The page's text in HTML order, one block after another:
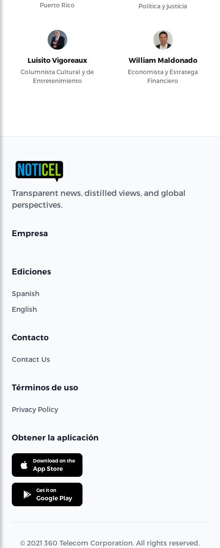
Puerto Rico
Política y justicia
Luisito Vigoreaux
Columnista Cultural y de
Entretenimiento
William Maldonado
Economista y Estratega
Financiero
Transparent news, distilled views, and global
perspectives.
Empresa
Ediciones
Spanish
English
Contacto
Contact Us
Términos de uso
Privacy Policy
Obtener la aplicación
Download on the
App Store
Get it on
Google Play
© 2021 360 Telecom Corporation. All rights reserved.